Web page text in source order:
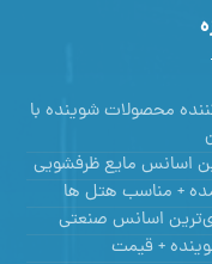
محصولات شوینده با
اسانس مایع ظرفشویی
+ مناسب هتل ها
اسانس‌ صنعتی
+ قیمت